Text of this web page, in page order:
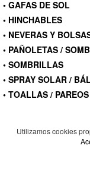
• GAFAS DE SOL
• HINCHABLES
• NEVERAS Y
• PAÑOLETAS /
• SOMBRILLAS
• SPRAY SOLAR /
• TOALLAS / PAREOS
Utilizamos cookies